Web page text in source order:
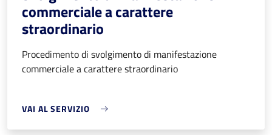
commerciale a carattere
straordinario
Procedimento di svolgimento di manifestazione
commerciale a carattere straordinario
VAI AL SERVIZIO